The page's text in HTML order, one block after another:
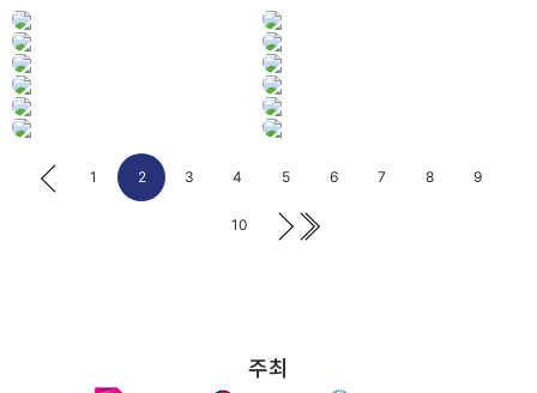
1 2 3 4 5 6 7 8 9
10
주최